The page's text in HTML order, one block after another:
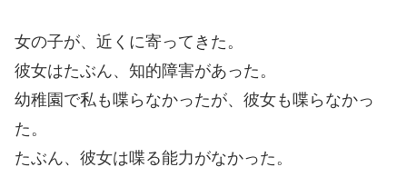
女の子が、近くに寄ってきた。
彼女はたぶん、知的障害があった。
幼稚園で私も喋らなかったが、彼女も喋らなかっ
た。
たぶん、彼女は喋る能力がなかった。